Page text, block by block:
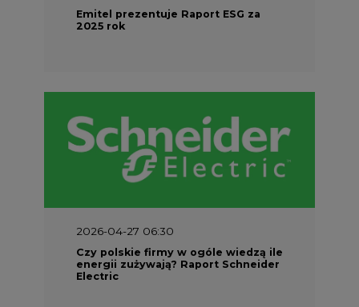
Emitel prezentuje Raport ESG za
2025 rok
2026-04-27 06:30
Czy polskie firmy w ogóle wiedzą ile
energii zużywają? Raport Schneider
Electric